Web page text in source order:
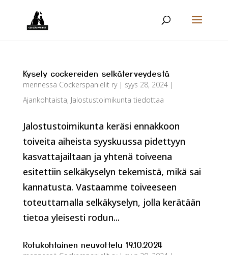
Kysely cockereiden selkäterveydestä
mennessä Cockerspanielit ry| syys 28, 2024|
Ajankohtaista, Jalostustoimikunta tiedottaa
Jalostustoimikunta keräsi ennakkoon
toiveita aiheista syyskuussa pidettyyn
kasvattajailtaan ja yhtenä toiveena
esitettiin selkäkyselyn tekemistä, mikä sai
kannatusta. Vastaamme toiveeseen
toteuttamalla selkäkyselyn, jolla kerätään
tietoa yleisesti rodun...
Rotukohtainen neuvottelu 19.10.2024